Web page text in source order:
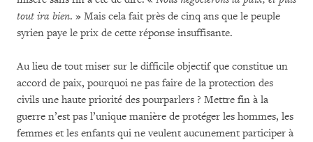
tout ira bien. » Mais cela fait près de cinq ans que le peuple
syrien paye le prix de cette réponse insuffisante.
Au lieu de tout miser sur le difficile objectif que constitue un
accord de paix, pourquoi ne pas faire de la protection des
civils une haute priorité des pourparlers ? Mettre fin à la
guerre n’est pas l’unique manière de protéger les hommes, les
femmes et les enfants qui ne veulent aucunement participer à